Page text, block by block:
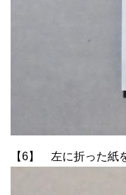
【6】 左に折った紙